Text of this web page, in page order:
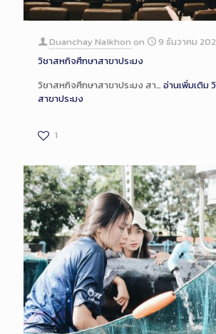
Duanchay Naikhon on
9 ธันวาคม
วิชาสหกิจศึกษาสาขาประมง
วิชาสหกิจศึกษาสาขาประมง สา… อ่านเพิ่มเติม
สาขาประมง
1